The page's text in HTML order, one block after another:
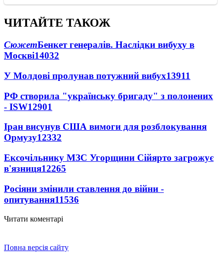
ЧИТАЙТЕ ТАКОЖ
СюжетБенкет генералів. Наслідки вибуху в
Москві14032
У Молдові пролунав потужний вибух13911
РФ створила "українську бригаду" з полонених
- ISW12901
Іран висунув США вимоги для розблокування
Ормузу12332
Ексочільнику МЗС Угорщини Сійярто загрожує
в'язниця12265
Росіяни змінили ставлення до війни -
опитування11536
Читати коментарі
Повна версія сайту